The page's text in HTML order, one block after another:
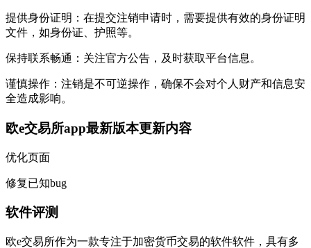
提供身份证明：在提交注销申请时，需要提供有效的身份证明
文件，如身份证、护照等。
保持联系畅通：关注官方公告，及时获取平台信息。
谨慎操作：注销是不可逆操作，确保不会对个人财产和信息安
全造成影响。
欧e交易所app最新版本更新内容
优化页面
修复已知bug
软件评测
欧e交易所作为一款专注于加密货币交易的软件软件，具有多